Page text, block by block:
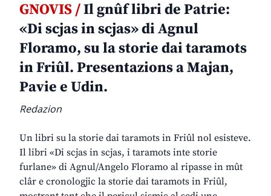
GNOVIS /Il gnûf libri de Patrie:
«Di scjas in scjas» di Agnul
Floramo, su la storie dai taramots
in Friûl. Presentazions a Majan,
Pavie e Udin.
Redazion
Un libri su la storie dai taramots in Friûl nol esisteve.
Il libri «Di scjas in scjas, i taramots inte storie
furlane» di Agnul/Angelo Floramo al ripasse in mût
clâr e cronologjic la storie dai taramots in Friûl,